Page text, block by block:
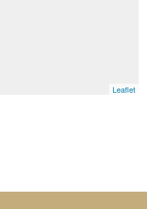
Leaflet